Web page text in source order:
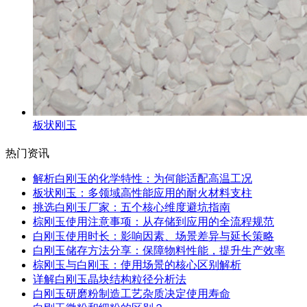
板状刚玉
热门资讯
解析白刚玉的化学特性：为何能适配高温工况
板状刚玉：多领域高性能应用的耐火材料支柱
挑选白刚玉厂家：五个核心维度避坑指南
棕刚玉使用注意事项：从存储到应用的全流程规范
白刚玉使用时长：影响因素、场景差异与延长策略
白刚玉储存方法分享：保障物料性能，提升生产效率
棕刚玉与白刚玉：使用场景的核心区别解析
详解白刚玉晶块结构粒径分析法
白刚玉研磨粉制造工艺杂质决定使用寿命